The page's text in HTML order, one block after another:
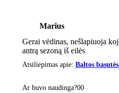
Marius
Gerai vėdinas, nešlapiuoja
antrą sezoną iš eilės
Atsiliepimas apie: Baltos
Ar buvo naudinga?00